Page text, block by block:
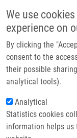
We use
experience on
By clicking the
consent to the
their possible
analytical tools).
Analytical
Statistics cookies
information helps us
Drobečková
Domů
Photodynamic
Catastrophe And
Comprehensive View
Porphyrine